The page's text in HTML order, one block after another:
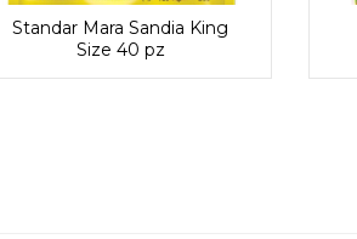
Standar Mara Sandia King
Size 40 pz